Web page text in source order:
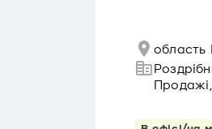
область
Продажі,